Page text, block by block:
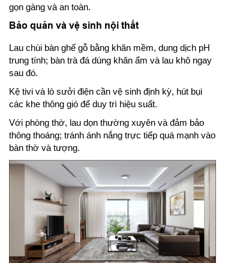
gọn gàng và an toàn.
Bảo quản và vệ sinh nội thất
Lau chùi bàn ghế gỗ bằng khăn mềm, dung dịch pH
trung tính; bàn trà đá dùng khăn ẩm và lau khô ngay
sau đó.
Kệ tivi và lò sưởi điện cần vệ sinh định kỳ, hút bụi
các khe thông gió để duy trì hiệu suất.
Với phòng thờ, lau dọn thường xuyên và đảm bảo
thông thoáng; tránh ánh nắng trực tiếp quá mạnh vào
bàn thờ và tượng.